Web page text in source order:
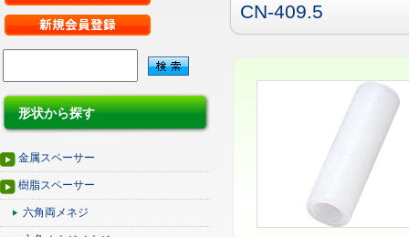
形状から探す
金属スペーサー
樹脂スペーサー
六角両メネジ
CN-409.5